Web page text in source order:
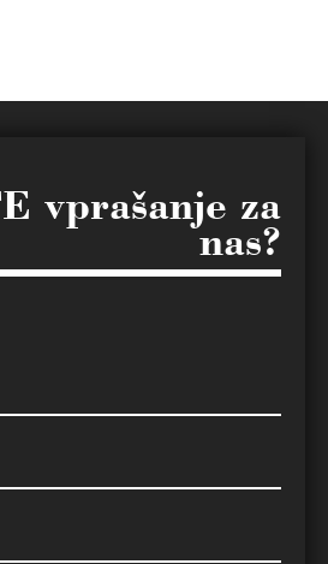
vprašanje za
nas?